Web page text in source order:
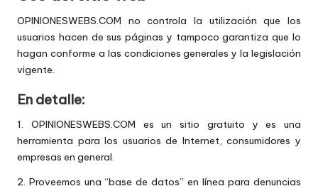
OPINIONESWEBS.COM no controla la utilización que los
usuarios hacen de sus páginas y tampoco garantiza que lo
hagan conforme a las condiciones generales y la legislación
vigente.
En detalle:
1. OPINIONESWEBS.COM es un sitio gratuito y es una
herramienta para los usuarios de Internet, consumidores y
empresas en general.
2. Proveemos una “base de datos” en línea para denuncias